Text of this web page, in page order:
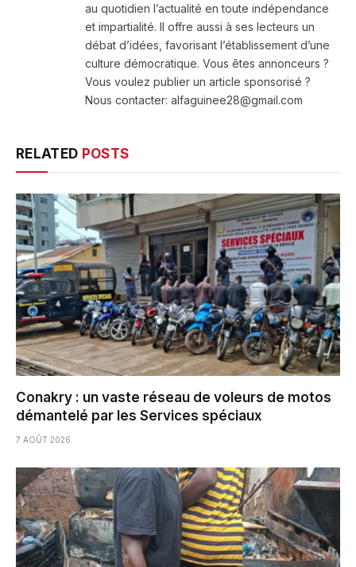
au quotidien l’actualité en toute indépendance
et impartialité. Il offre aussi à ses lecteurs un
débat d’idées, favorisant l’établissement d’une
culture démocratique. Vous êtes annonceurs ?
Vous voulez publier un article sponsorisé ?
Nous contacter: alfaguinee28@gmail.com
RELATED POSTS
Conakry : un vaste réseau de voleurs de motos
démantelé par les Services spéciaux
7 AOÛT 2026